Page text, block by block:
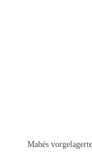
Mahés